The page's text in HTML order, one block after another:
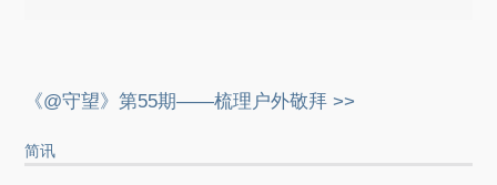
《@守望》第55期——梳理户外敬拜 >>
简讯